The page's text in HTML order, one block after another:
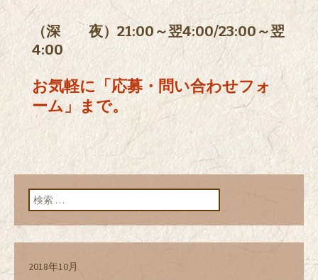
（深 夜）21:00～翌4:00/23:00～翌
4:00
お気軽に「応募・問い合わせフォ
ーム」まで。
検索:
2018年10月